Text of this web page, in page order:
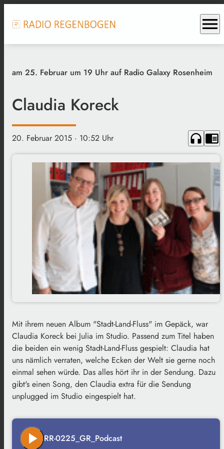
menu
am 25. Februar um 19 Uhr auf Radio Galaxy Rosenheim
Claudia Koreck
20. Februar 2015 · 10:52 Uhr headphones chrome_reader_mode
Mit ihrem neuen Album "Stadt-Land-Fluss" im Gepäck, war
Claudia Koreck bei Julia im Studio. Passend zum Titel haben
die beiden ein wenig Stadt-Land-Fluss gespielt: Claudia hat
uns nämlich verraten, welche Ecken der Welt sie gerne noch
einmal sehen würde. Das alles hört ihr in der Sendung. Dazu
gibt's einen Song, den Claudia extra für die Sendung
unplugged im Studio eingespielt hat.
play_arrow RR-0225_GR_Podcast